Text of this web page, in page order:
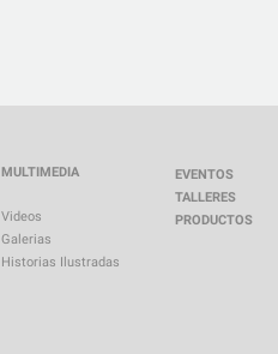
MULTIMEDIA
Videos
Galerias
Historias Ilustradas
EVENTOS
TALLERES
PRODUCTOS